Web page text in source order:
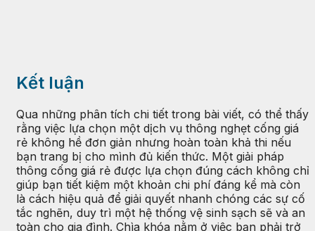
Kết luận
Qua những phân tích chi tiết trong bài viết, có thể thấy
rằng việc lựa chọn một dịch vụ thông nghẹt cống giá
rẻ không hề đơn giản nhưng hoàn toàn khả thi nếu
bạn trang bị cho mình đủ kiến thức. Một giải pháp
thông cống giá rẻ được lựa chọn đúng cách không chỉ
giúp bạn tiết kiệm một khoản chi phí đáng kể mà còn
là cách hiệu quả để giải quyết nhanh chóng các sự cố
tắc nghẽn, duy trì một hệ thống vệ sinh sạch sẽ và an
toàn cho gia đình. Chìa khóa nằm ở việc bạn phải trở